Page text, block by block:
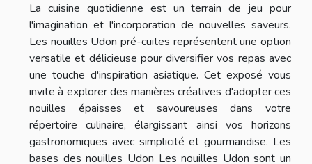
La cuisine quotidienne est un terrain de jeu pour
l'imagination et l'incorporation de nouvelles saveurs.
Les nouilles Udon pré-cuites représentent une option
versatile et délicieuse pour diversifier vos repas avec
une touche d'inspiration asiatique. Cet exposé vous
invite à explorer des manières créatives d'adopter ces
nouilles épaisses et savoureuses dans votre
répertoire culinaire, élargissant ainsi vos horizons
gastronomiques avec simplicité et gourmandise. Les
bases des nouilles Udon Les nouilles Udon sont un